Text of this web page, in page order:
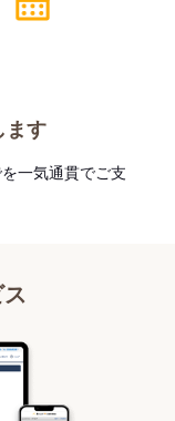
ます
一気通貫でご支